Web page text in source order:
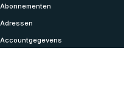
Abonnementen
Adressen
Accountgegevens